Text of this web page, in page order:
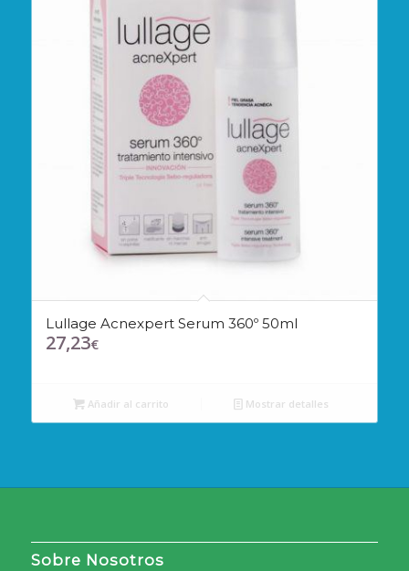
Lullage Acnexpert Serum 360º 50ml
27,23€
Añadir al carrito Mostrar detalles
Sobre Nosotros